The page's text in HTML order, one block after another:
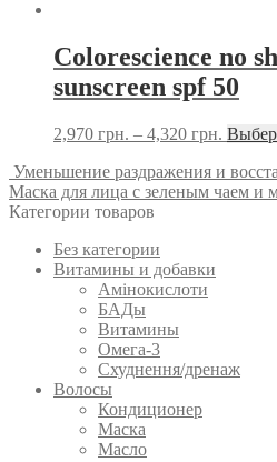
Colorescience no
sunscreen spf 50
2,970 грн. – 4,320 грн.
Уменьшение раздражения и
Маска для лица с зеленым чаем и
Категории товаров
Без категории
Витамины и добавки
Амінокислоти
БАДы
Витамины
Омега-3
Схуднення/дренаж
Волосы
Кондиционер
Маска
Масло